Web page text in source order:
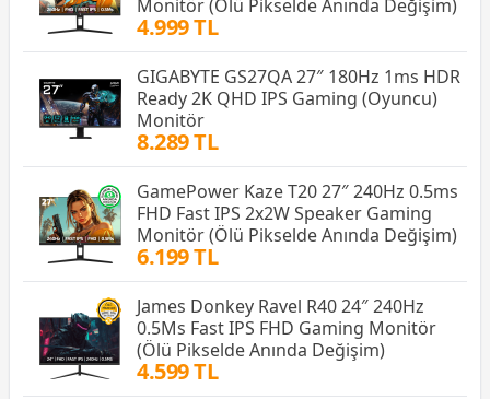
Monitör (Ölü Pikselde Anında Değişim)
4.999 TL
GIGABYTE GS27QA 27″ 180Hz 1ms HDR
Ready 2K QHD IPS Gaming (Oyuncu)
Monitör
8.289 TL
GamePower Kaze T20 27″ 240Hz 0.5ms
FHD Fast IPS 2x2W Speaker Gaming
Monitör (Ölü Pikselde Anında Değişim)
6.199 TL
James Donkey Ravel R40 24″ 240Hz
0.5Ms Fast IPS FHD Gaming Monitör
(Ölü Pikselde Anında Değişim)
4.599 TL